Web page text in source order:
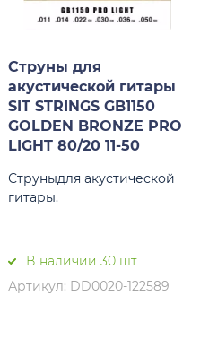
Струны для
акустической гитары
SIT STRINGS GB1150
GOLDEN BRONZE PRO
LIGHT 80/20 11-50
Струныдля акустической
гитары.
В наличии 30 шт.
Артикул: DD0020-122589